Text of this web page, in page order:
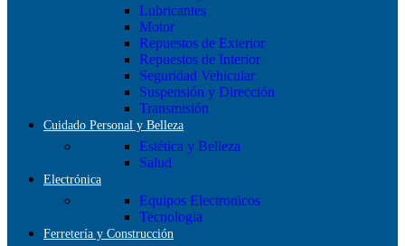
Lubricantes
Motor
Repuestos de Exterior
Repuestos de Interior
Seguridad Vehicular
Suspensión y Dirección
Transmisión
Cuidado Personal y Belleza
Estética y Belleza
Salud
Electrónica
Equipos Electronicos
Tecnologia
Ferretería y Construcción